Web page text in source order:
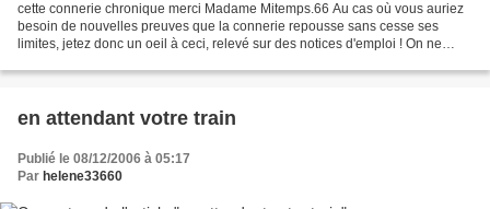
cette connerie chronique merci Madame Mitemps.66 Au cas où vous auriez
besoin de nouvelles preuves que la connerie repousse sans cesse ses
limites, jetez donc un oeil à ceci, relevé sur des notices d'emploi ! On ne
en attendant votre train
Publié le 08/12/2006 à 05:17
Par helene33660